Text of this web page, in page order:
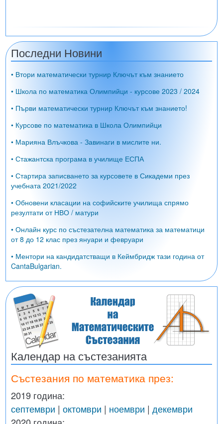
Последни Новини
• Втори математически турнир Ключът към знанието
• Школа по математика Олимпийци - курсове 2023 / 2024
• Първи математически турнир Ключът към знанието!
• Курсове по математика в Школа Олимпийци
• Марияна Влъчкова - Завинаги в мислите ни.
• Стажантска програма в училище ЕСПА
• Стартира записването за курсовете в Сикадеми през
учебната 2021/2022
• Обновени класации на софийските училища спрямо
резултати от НВО / матури
• Онлайн курс по състезателна математика за математици
от 8 до 12 клас през януари и февруари
• Ментори на кандидатстващи в Кеймбридж тази година от
CantaBulgarian.
Календар на състезанията
Състезания по математика през:
2019 година:
септември | октомври | ноември | декември